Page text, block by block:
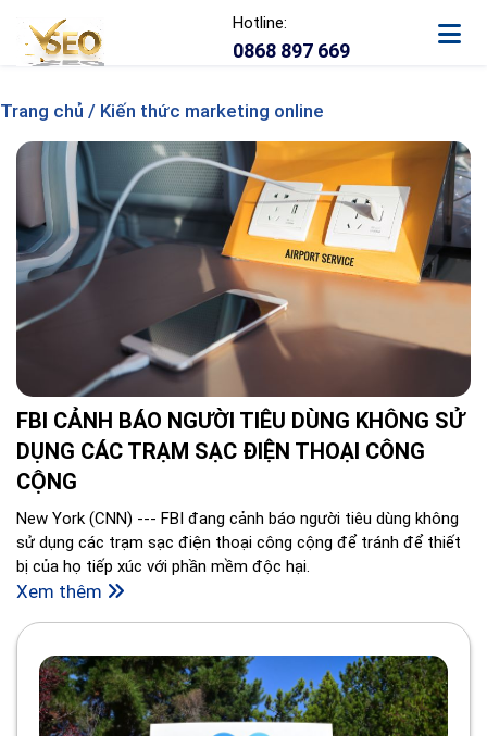
Hotline:
0868 897 669
Trang chủ / Kiến thức marketing online
FBI CẢNH BÁO NGƯỜI TIÊU DÙNG KHÔNG SỬ
DỤNG CÁC TRẠM SẠC ĐIỆN THOẠI CÔNG
CỘNG
New York (CNN) --- FBI đang cảnh báo người tiêu dùng không
sử dụng các trạm sạc điện thoại công cộng để tránh để thiết
bị của họ tiếp xúc với phần mềm độc hại.
Xem thêm